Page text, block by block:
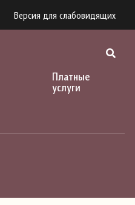
Версия для слабовидящих
Платные
услуги